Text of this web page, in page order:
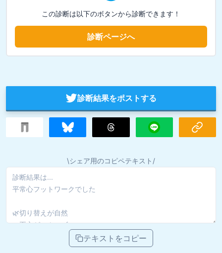
この診断は以下のボタンから診断できます！
診断ページへ
診断結果をポストする
\シェア用のコピペテキスト/
テキストをコピー